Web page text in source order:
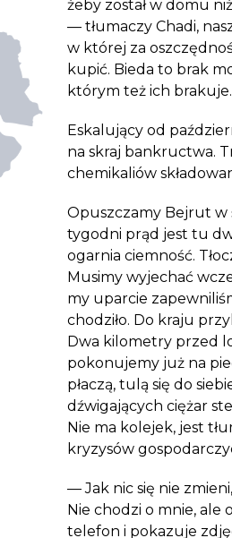
żeby został w domu
— tłumaczy Chadi,
w której za
kupić. Bieda to brak
którym też ich brakuje.
Eskalujący od
na skraj bankructwa.
chemikaliów
Opuszczamy Bejrut w
tygodni prąd jest tu
ogarnia ciemność.
Musimy wyjechać
my uparcie
chodziło. Do kraju
Dwa kilometry przed
pokonujemy już na
płaczą, tulą się do
dźwigających ciężar
Nie ma kolejek, jest
kryzysów
— Jak nic się nie
Nie chodzi o mnie, ale
telefon i pokazuje